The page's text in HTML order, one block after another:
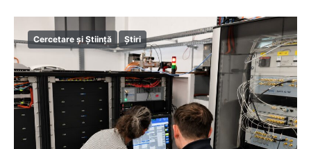
Cercetare și Știință Știri